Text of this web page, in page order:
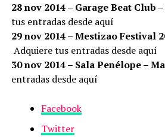
28 nov 2014 – Garage Beat Club
tus entradas desde aquí
29 nov 2014 – Mestizao Festival
Adquiere tus entradas desde aquí
30 nov 2014 – Sala Penélope –
entradas desde aquí
Facebook
Twitter